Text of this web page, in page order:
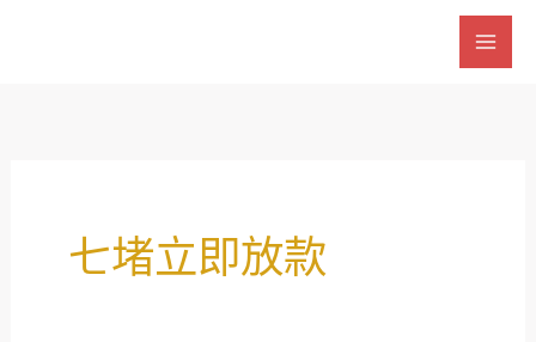
七堵立即放款